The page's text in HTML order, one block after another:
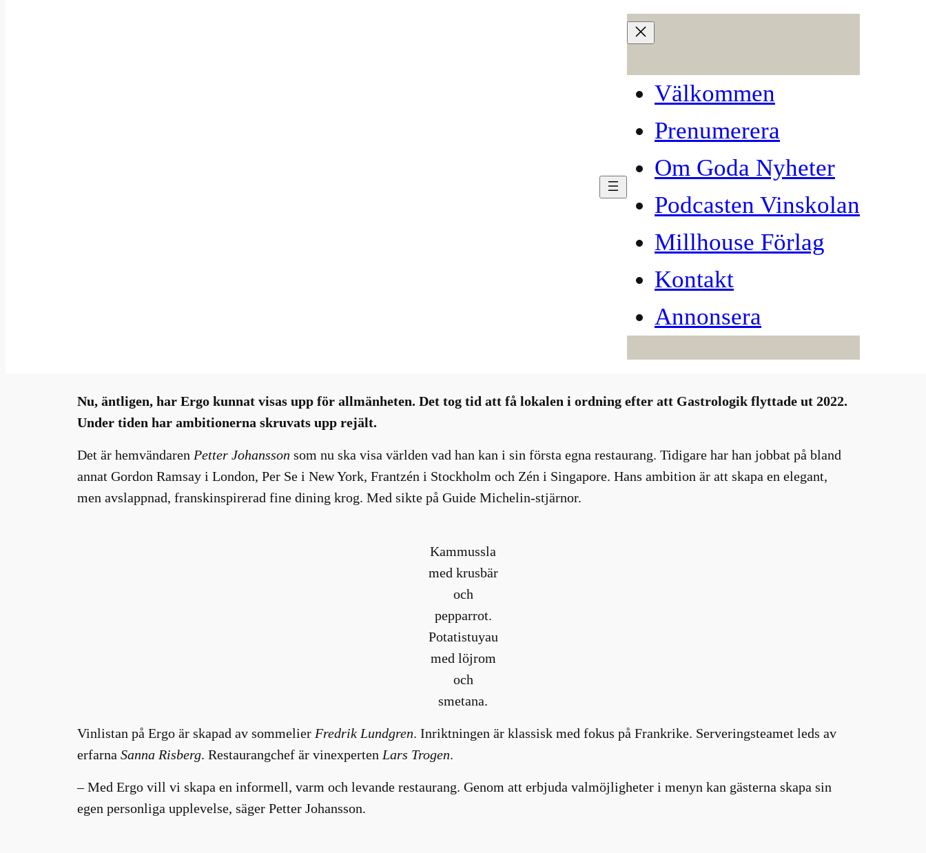
Välkommen
Prenumerera
Om Goda Nyheter
Podcasten Vinskolan
Millhouse Förlag
Kontakt
Annonsera
Nu har Gastrologik-hörnan fått en värdig efterföljare
Nu, äntligen, har Ergo kunnat visas upp för allmänheten. Det tog tid att få lokalen i ordning efter att Gastrologik flyttade ut 2022.
Under tiden har ambitionerna skruvats upp rejält.
Det är hemvändaren Petter Johansson som nu ska visa världen vad han kan i sin första egna restaurang. Tidigare har han jobbat på bland
annat Gordon Ramsay i London, Per Se i New York, Frantzén i Stockholm och Zén i Singapore. Hans ambition är att skapa en elegant,
men avslappnad, franskinspirerad fine dining krog. Med sikte på Guide Michelin-stjärnor.
Kammussla
med krusbär
och
pepparrot.
Potatistuyau
med löjrom
och
smetana.
Vinlistan på Ergo är skapad av sommelier Fredrik Lundgren. Inriktningen är klassisk med fokus på Frankrike. Serveringsteamet leds av
erfarna Sanna Risberg. Restaurangchef är vinexperten Lars Trogen.
– Med Ergo vill vi skapa en informell, varm och levande restaurang. Genom att erbjuda valmöjligheter i menyn kan gästerna skapa sin
egen personliga upplevelse, säger Petter Johansson.